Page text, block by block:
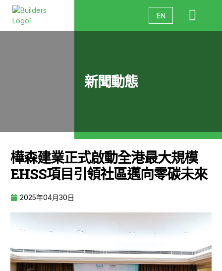
EN
新聞動態
樺森建業正式啟動全港最大規模
EHSS項目引領社區邁向零碳未來
2025年04月30日